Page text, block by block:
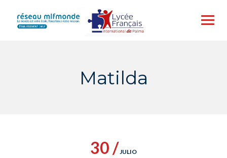
content
Matilda
30 /JULIO